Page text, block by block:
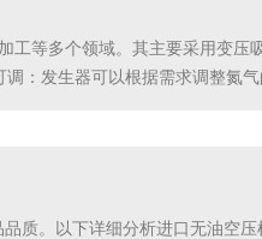
工等多个领域。其主要采用变压
：发生器可以根据需求调整氮
质。以下详细分析进口无油空